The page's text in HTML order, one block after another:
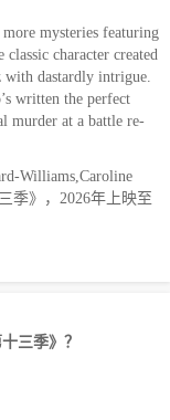
mysteries featuring
character created
with dastardly intrigue.
written the perfect
murder at a battle re-
Williams,Caroline
季》，2026年上映至
三季》？